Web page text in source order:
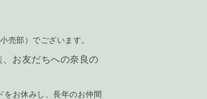
売部）でございます。
お友だちへの奈良の
をお休みし、長年のお仲間